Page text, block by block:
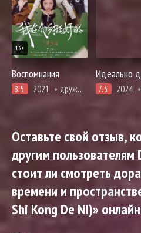
13+
Воспомнания
8.5 2021 дружба, драма, мелодрама, повседневность, романтика, смерть
Идеально
7.3 2024
Оставьте свой отзыв,
другим
стоит ли смотреть
времени и
Shi Kong De Ni)»